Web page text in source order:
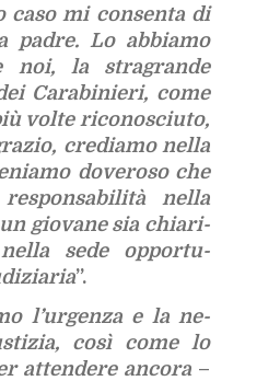
caso mi con­sen­ta di
pa­dre. Lo ab­bia­mo
noi, la stra­gran­de
Ca­ra­bi­nie­ri, come
vol­te ri­co­no­sciu­to,
cre­dia­mo nel­la
do­ve­ro­so che
nel­la
gio­va­ne sia chia­ri­
sede op­por­tu­
”.
l’ur­gen­za e la ne­
così come lo
at­ten­de­re an­co­ra –